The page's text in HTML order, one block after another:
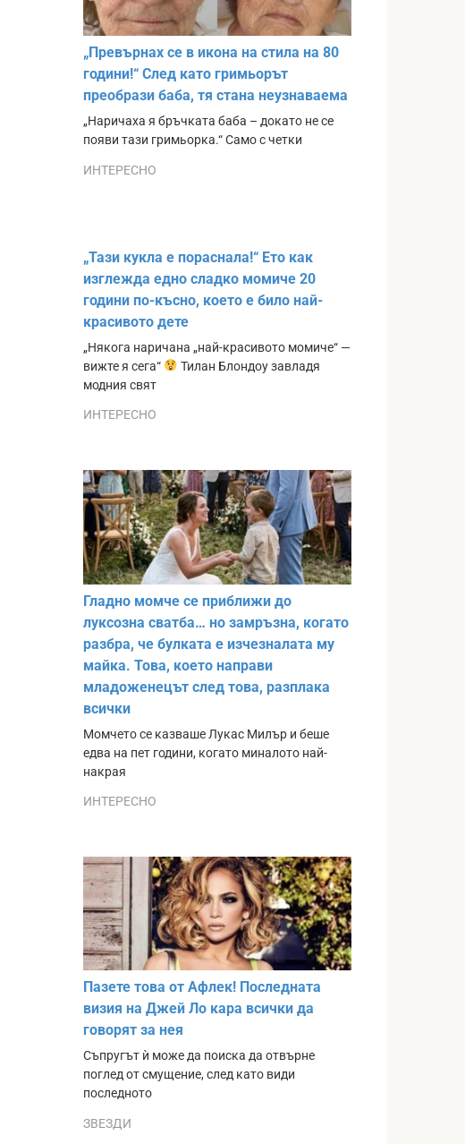
„Превърнах се в икона на стила на 80
години!“ След като гримьорът
преобрази баба, тя стана неузнаваема
„Наричаха я бръчката баба – докато не се
появи тази гримьорка.“ Само с четки
ИНТЕРЕСНО
„Тази кукла е пораснала!“ Ето как
изглежда едно сладко момиче 20
години по-късно, което е било най-
красивото дете
„Някога наричана „най-красивото момиче“ —
вижте я сега“
Тилан Блондоу завладя
модния свят
ИНТЕРЕСНО
Гладно момче се приближи до
луксозна сватба… но замръзна, когато
разбра, че булката е изчезналата му
майка. Това, което направи
младоженецът след това, разплака
всички
Момчето се казваше Лукас Милър и беше
едва на пет години, когато миналото най-
накрая
ИНТЕРЕСНО
Пазете това от Афлек! Последната
визия на Джей Ло кара всички да
говорят за нея
Съпругът ѝ може да поиска да отвърне
поглед от смущение, след като види
последното
ЗВЕЗДИ